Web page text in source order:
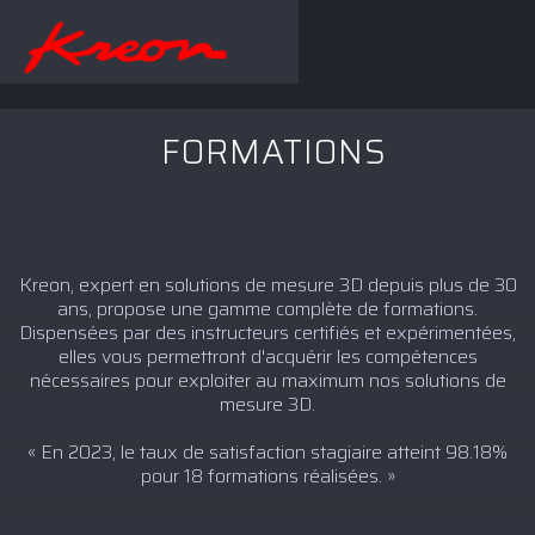
FORMATIONS
Kreon, expert en solutions de mesure 3D depuis plus de 30
ans, propose une gamme complète de formations.
Dispensées par des instructeurs certifiés et expérimentées,
elles vous permettront d'acquérir les compétences
nécessaires pour exploiter au maximum nos solutions de
mesure 3D.
« En 2023, le taux de satisfaction stagiaire atteint 98.18%
pour 18 formations réalisées. »